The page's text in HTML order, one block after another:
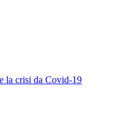
la crisi da Covid-19